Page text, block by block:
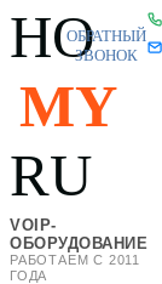
HO
MY
RU
VOIP-
ОБОРУДОВАНИЕ
РАБОТАЕМ С 2011
ГОДА
ОБРАТНЫЙ
ЗВОНОК